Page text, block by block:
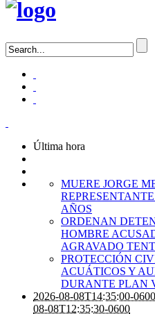
Última hora
MUERE JORGE
AÑOS
ORDENAN
HOMBRE
AGRAVADO
PROTECCIÓN
ACUÁTICOS Y
DURANTE PLAN
2026-08-08T14:35:00-0600
08-08T12:35:30-0600